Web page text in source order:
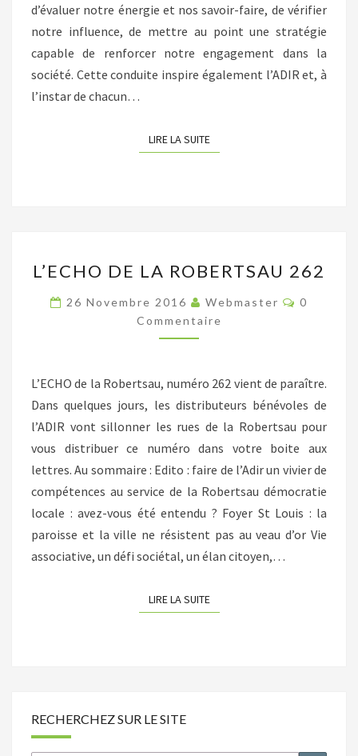
d’évaluer notre énergie et nos savoir-faire, de vérifier
notre influence, de mettre au point une stratégie
capable de renforcer notre engagement dans la
société. Cette conduite inspire également l’ADIR et, à
l’instar de chacun…
LIRE LA SUITELIRE LA SUITE
DE
LA
ROBERTSAU
262
L’ECHO DE LA ROBERTSAU 262
26 Novembre 2016 Webmaster
0
Commentaire
L’ECHO de la Robertsau, numéro 262 vient de paraître.
Dans quelques jours, les distributeurs bénévoles de
l’ADIR vont sillonner les rues de la Robertsau pour
vous distribuer ce numéro dans votre boite aux
lettres. Au sommaire : Edito : faire de l’Adir un vivier de
compétences au service de la Robertsau démocratie
locale : avez-vous été entendu ? Foyer St Louis : la
paroisse et la ville ne résistent pas au veau d’or Vie
associative, un défi sociétal, un élan citoyen,…
LIRE LA SUITELIRE LA SUITE
RECHERCHEZ SUR LE SITE